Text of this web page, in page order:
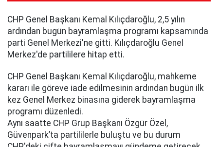
CHP Genel Başkanı Kemal Kılıçdaroğlu, 2,5 yılın
ardından bugün bayramlaşma programı kapsamında
parti Genel Merkezi'ne gitti. Kılıçdaroğlu Genel
Merkez'de partililere hitap etti.
CHP Genel Başkanı Kemal Kılıçdaroğlu, mahkeme
kararı ile göreve iade edilmesinin ardından bugün ilk
kez Genel Merkez binasına giderek bayramlaşma
programı düzenledi.
Aynı saatte CHP Grup Başkanı Özgür Özel,
Güvenpark’ta partililerle buluştu ve bu durum